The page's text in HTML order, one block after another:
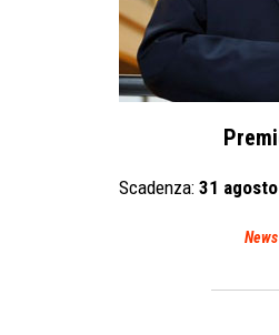
Scadenza: 31 agosto